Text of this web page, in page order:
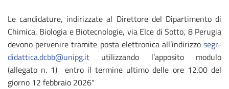
Le candidature, indirizzate al Direttore del Dipartimento di
Chimica, Biologia e Biotecnologie, via Elce di Sotto, 8 Perugia
devono pervenire tramite posta elettronica all’indirizzo segr-
didattica.dcbb@unipg.it utilizzando l’apposito modulo
(allegato n. 1) entro il termine ultimo delle ore 12.00 del
giorno 12 febbraio 2026"